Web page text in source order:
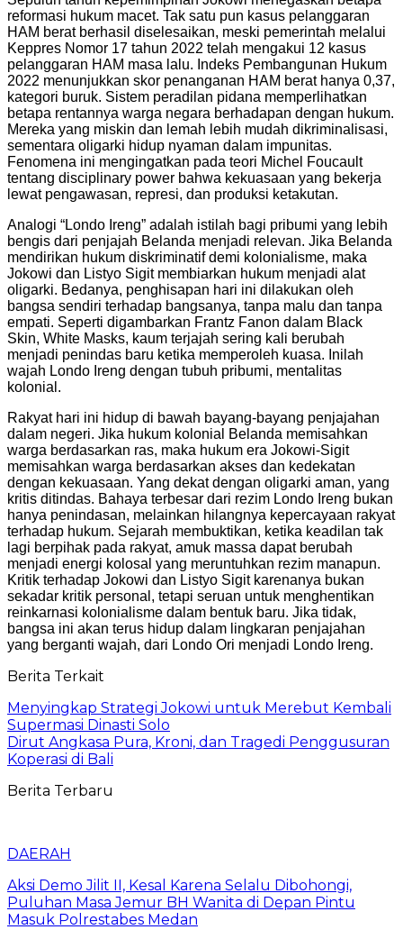
reformasi hukum macet. Tak satu pun kasus pelanggaran
HAM berat berhasil diselesaikan, meski pemerintah melalui
Keppres Nomor 17 tahun 2022 telah mengakui 12 kasus
pelanggaran HAM masa lalu. Indeks Pembangunan Hukum
2022 menunjukkan skor penanganan HAM berat hanya 0,37,
kategori buruk. Sistem peradilan pidana memperlihatkan
betapa rentannya warga negara berhadapan dengan hukum.
Mereka yang miskin dan lemah lebih mudah dikriminalisasi,
sementara oligarki hidup nyaman dalam impunitas.
Fenomena ini mengingatkan pada teori Michel Foucault
tentang disciplinary power bahwa kekuasaan yang bekerja
lewat pengawasan, represi, dan produksi ketakutan.
Analogi “Londo Ireng” adalah istilah bagi pribumi yang lebih
bengis dari penjajah Belanda menjadi relevan. Jika Belanda
mendirikan hukum diskriminatif demi kolonialisme, maka
Jokowi dan Listyo Sigit membiarkan hukum menjadi alat
oligarki. Bedanya, penghisapan hari ini dilakukan oleh
bangsa sendiri terhadap bangsanya, tanpa malu dan tanpa
empati. Seperti digambarkan Frantz Fanon dalam Black
Skin, White Masks, kaum terjajah sering kali berubah
menjadi penindas baru ketika memperoleh kuasa. Inilah
wajah Londo Ireng dengan tubuh pribumi, mentalitas
kolonial.
Rakyat hari ini hidup di bawah bayang-bayang penjajahan
dalam negeri. Jika hukum kolonial Belanda memisahkan
warga berdasarkan ras, maka hukum era Jokowi-Sigit
memisahkan warga berdasarkan akses dan kedekatan
dengan kekuasaan. Yang dekat dengan oligarki aman, yang
kritis ditindas. Bahaya terbesar dari rezim Londo Ireng bukan
hanya penindasan, melainkan hilangnya kepercayaan rakyat
terhadap hukum. Sejarah membuktikan, ketika keadilan tak
lagi berpihak pada rakyat, amuk massa dapat berubah
menjadi energi kolosal yang meruntuhkan rezim manapun.
Kritik terhadap Jokowi dan Listyo Sigit karenanya bukan
sekadar kritik personal, tetapi seruan untuk menghentikan
reinkarnasi kolonialisme dalam bentuk baru. Jika tidak,
bangsa ini akan terus hidup dalam lingkaran penjajahan
yang berganti wajah, dari Londo Ori menjadi Londo Ireng.
Berita Terkait
Menyingkap Strategi Jokowi untuk Merebut Kembali
Supermasi Dinasti Solo
Dirut Angkasa Pura, Kroni, dan Tragedi Penggusuran
Koperasi di Bali
Berita Terbaru
DAERAH
Aksi Demo Jilit II, Kesal Karena Selalu Dibohongi,
Puluhan Masa Jemur BH Wanita di Depan Pintu
Masuk Polrestabes Medan